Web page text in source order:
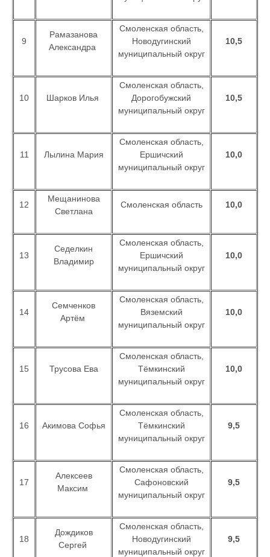
9
Рамазанова
Александра
Смоленская область,
Новодугинский
муниципальный округ
10,5
10 Шарков Илья
Смоленская область,
Дорогобужский
муниципальный округ
10,5
11 Лылина Мария
Смоленская область,
Ершичский
муниципальный округ
10,0
12
Мещанинова
Светлана
Смоленская область 10,0
13
Седелкин
Владимир
Смоленская область,
Ершичский
муниципальный округ
10,0
14
Семченков
Артём
Смоленская область,
Вяземский
муниципальный округ
10,0
15 Трусова Ева
Смоленская область,
Тёмкинский
муниципальный округ
10,0
16 Акимова Софья
Смоленская область,
Тёмкинский
муниципальный округ
9,5
17
Алексеев
Максим
Смоленская область,
Сафоновский
муниципальный округ
9,5
18
Дождиков
Сергей
Смоленская область,
Новодугинский
муниципальный округ
9,5